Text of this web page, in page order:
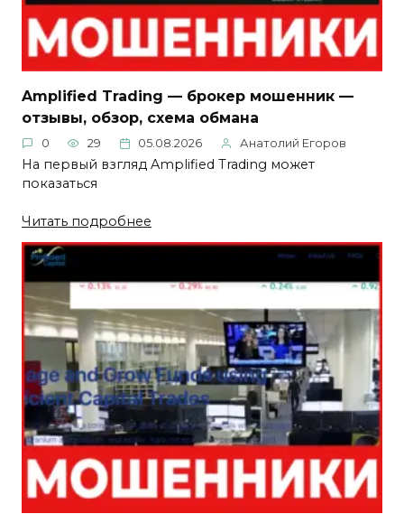
Amplified Trading — брокер мошенник —
отзывы, обзор, схема обмана
0 29 05.08.2026 Анатолий Егоров
На первый взгляд Amplified Trading может
показаться
Читать подробнее